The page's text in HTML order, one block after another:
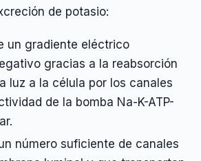
de potasio:
un gradiente eléctrico
gracias a la reabsorción
luz a la célula por los canales
de la bomba Na-K-ATP-
número suficiente de canales